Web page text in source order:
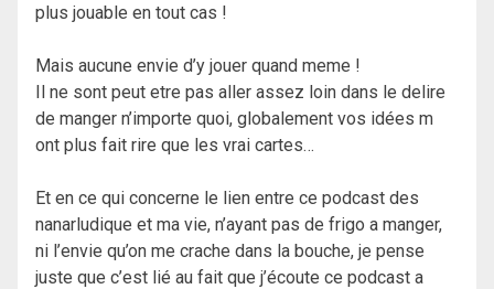
plus jouable en tout cas !
Mais aucune envie d’y jouer quand meme !
Il ne sont peut etre pas aller assez loin dans le delire
de manger n’importe quoi, globalement vos idées m
ont plus fait rire que les vrai cartes…
Et en ce qui concerne le lien entre ce podcast des
nanarludique et ma vie, n’ayant pas de frigo a manger,
ni l’envie qu’on me crache dans la bouche, je pense
juste que c’est lié au fait que j’écoute ce podcast a